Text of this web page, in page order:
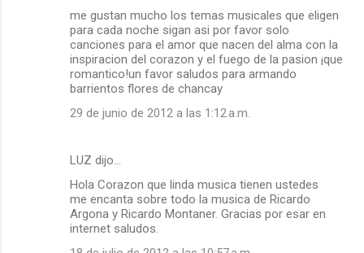
me gustan mucho los temas musicales que eligen
para cada noche sigan asi por favor solo
canciones para el amor que nacen del alma con la
inspiracion del corazon y el fuego de la pasion ¡que
romantico!un favor saludos para armando
barrientos flores de chancay
29 de junio de 2012 a las 1:12 a.m.
LUZ dijo…
Hola Corazon que linda musica tienen ustedes
me encanta sobre todo la musica de Ricardo
Argona y Ricardo Montaner. Gracias por esar en
internet saludos.